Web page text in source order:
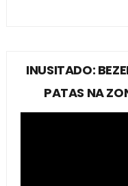
INUSITADO:
PATAS NA